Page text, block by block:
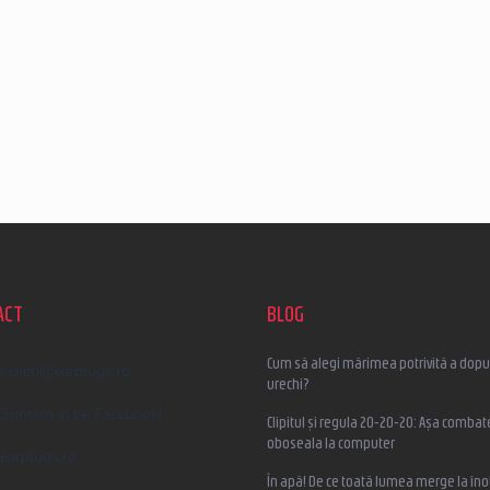
scrieti @ earplugs.ro
Suntem și pe Facebook!
earplugs.ro
BLOG
Cum să alegi mărimea potrivită a
urechi?
Clipitul și regula 20-20-20: Așa
oboseala la computer
În apă! De ce toată lumea merge la